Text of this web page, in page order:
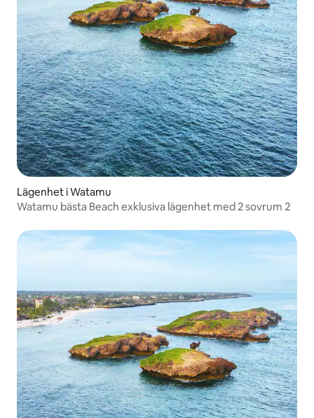
Lägenhet i Watamu
Watamu bästa Beach exklusiva lägenhet med 2 sovrum 2